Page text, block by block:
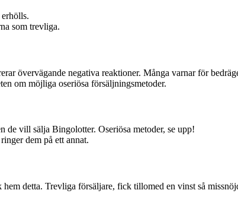
som trevliga.
övervägande negativa reaktioner. Många varnar för
om möjliga oseriösa försäljningsmetoder.
de vill sälja Bingolotter. Oseriösa metoder, se upp!
dem på ett annat.
detta. Trevliga försäljare, fick tillomed en vinst så